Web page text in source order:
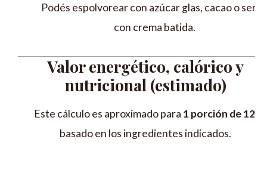
Podés espolvorear con azúcar glas, cacao o
con crema batida.
Valor energético, calórico y
nutricional (estimado)
Este cálculo es aproximado para 1 porción de 12,
basado en los ingredientes indicados.